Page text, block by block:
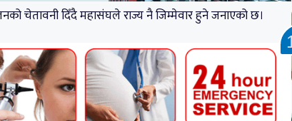
चेतावनी दिँदै महासंघले राज्य नै जिम्मेवार हुने जनाएको छ।